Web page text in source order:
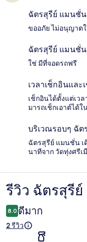
ฉัตรสุรีย์ แมนชั่
ขออภัย ไม่อนุญาต
ฉัตรสุรีย์ แมนชั่
ใช่ มีที่จอดรถฟรี
เวลาเช็กอินแล
เช็กอินได้ตั้งแต่เว
มารถเช็กเอาต์ได้ใ
บริเวณรอบๆ ฉัต
ฉัตรสุรีย์ แมนชั่น เ
นาทีจาก วัดทุ่งศรีเ
รีวิว
รีวิว ฉัตรสุรี
8.0 ดีมาก
2 รีวิว